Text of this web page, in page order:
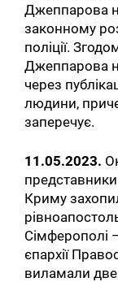
Джеппарова
законному
поліції.
Джеппарова
через
людини,
заперечує.
11.05.2023.
Криму
Сімферополі
єпархії
виламали